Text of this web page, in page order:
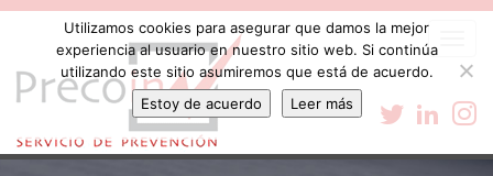
Utilizamos cookies para asegurar que damos la mejor
experiencia al usuario en nuestro sitio web. Si continúa
utilizando este sitio asumiremos que está de acuerdo.
Estoy de acuerdo
Leer más